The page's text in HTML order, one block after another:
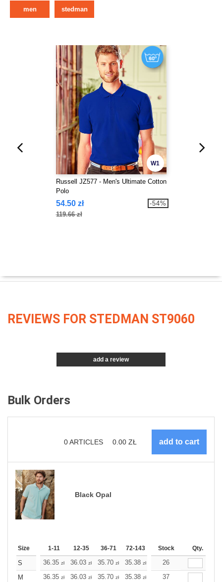
men stedman
W1
Russell JZ577 - Men's Ultimate Cotton
Polo
54.50 zł
119.66 zł
-54%
REVIEWS FOR STEDMAN ST9060
add a review
Bulk Orders
0ARTICLES 0.00 ZŁ
Black Opal
Size 1-11 12-35 36-71 72-143 144-287 288 +
Stock Qty.
S 36.35 zł 36.03 zł 35.70 zł 35.38 zł 35.10
26
M
36.35 zł 36.03 zł 35.70 zł 35.38 zł 35.10
37